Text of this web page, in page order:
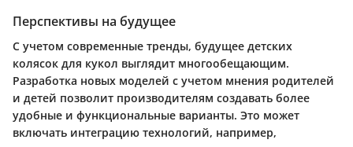
Перспективы на будущее
С учетом современные тренды, будущее детских
колясок для кукол выглядит многообещающим.
Разработка новых моделей с учетом мнения родителей
и детей позволит производителям создавать более
удобные и функциональные варианты. Это может
включать интеграцию технологий, например,